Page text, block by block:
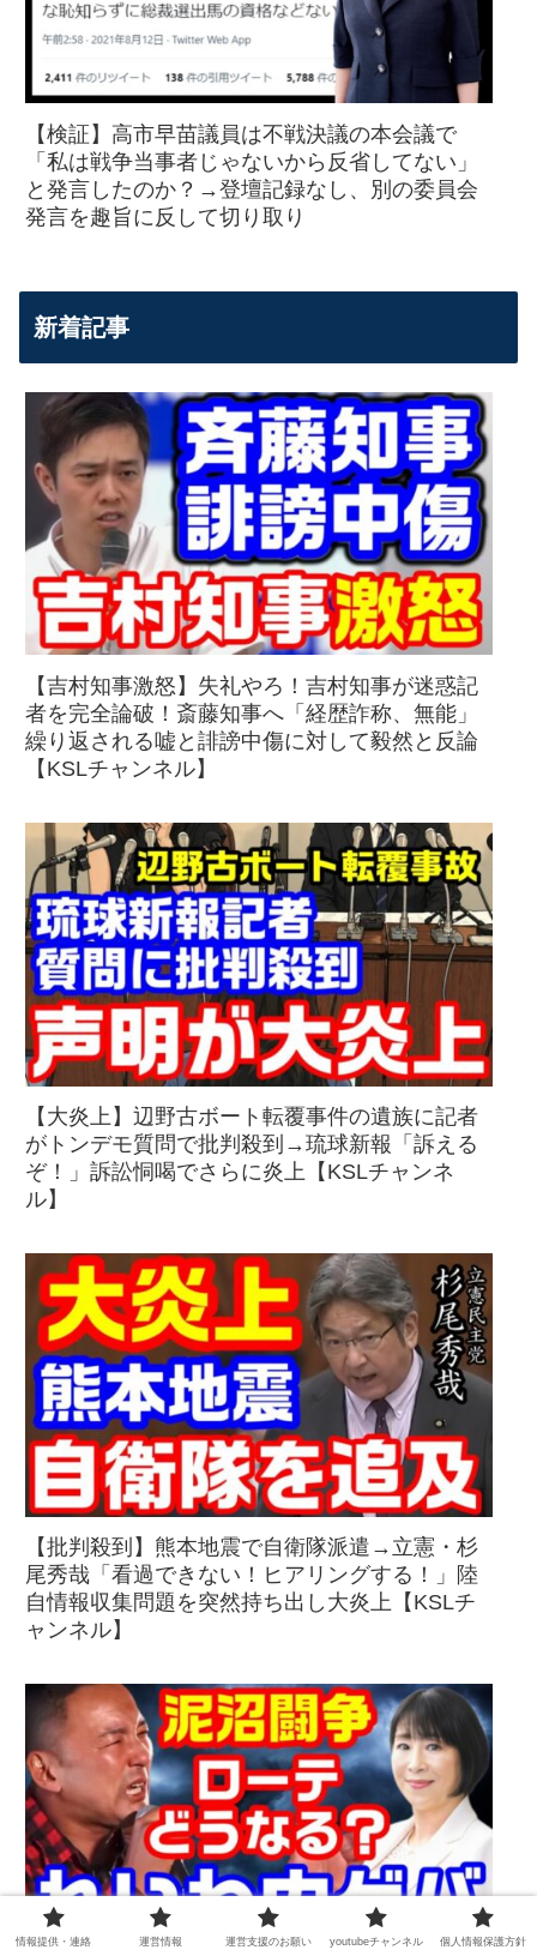
【検証】高市早苗議員は不戦決議の本会議で
「私は戦争当事者じゃないから反省してない」
と発言したのか？→登壇記録なし、別の委員会
発言を趣旨に反して切り取り
新着記事
【吉村知事激怒】失礼やろ！吉村知事が迷惑記
者を完全論破！斎藤知事へ「経歴詐称、無能」
繰り返される嘘と誹謗中傷に対して毅然と反論
【KSLチャンネル】
【大炎上】辺野古ボート転覆事件の遺族に記者
がトンデモ質問で批判殺到→琉球新報「訴える
ぞ！」訴訟恫喝でさらに炎上【KSLチャンネ
ル】
【批判殺到】熊本地震で自衛隊派遣→立憲・杉
尾秀哉「看過できない！ヒアリングする！」陸
自情報収集問題を突然持ち出し大炎上【KSLチ
ャンネル】
情報提供・連絡 運営情報 運営支援のお願い youtubeチャンネル 個人情報保護方針